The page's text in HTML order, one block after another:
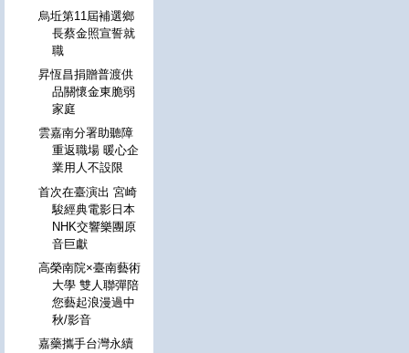
烏坵第11屆補選鄉
長蔡金照宣誓就
職
昇恆昌捐贈普渡供
品關懷金東脆弱
家庭
雲嘉南分署助聽障
重返職場 暖心企
業用人不設限
首次在臺演出 宮崎
駿經典電影日本
NHK交響樂團原
音巨獻
高榮南院×臺南藝術
大學 雙人聯彈陪
您藝起浪漫過中
秋/影音
嘉藥攜手台灣永續